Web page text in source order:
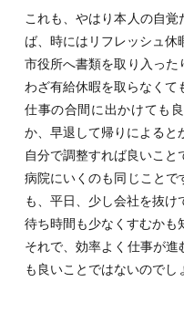
これも、やはり本人の自
ば、時にはリフレッシュ休
市役所へ書類を取り入っ
わざ有給休暇を取らなくて
仕事の合間に出かけても
か、早退して帰りによると
自分で調整すれば良いこと
病院にいくのも同じことで
も、平日、少し会社を抜け
待ち時間も少なくすむかも
それで、効率よく仕事が
も良いことではないのでし